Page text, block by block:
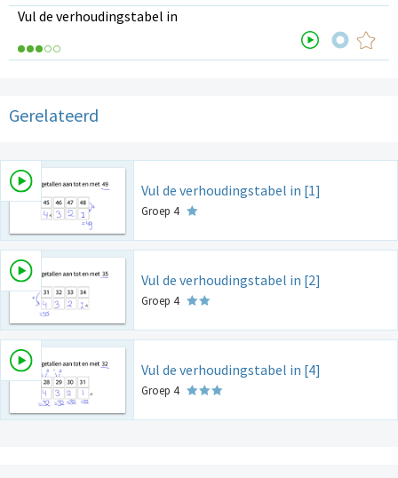
Vul de verhoudingstabel in
Gerelateerd
Vul de verhoudingstabel in [1]
Groep 4
Vul de verhoudingstabel in [2]
Groep 4
Vul de verhoudingstabel in [4]
Groep 4